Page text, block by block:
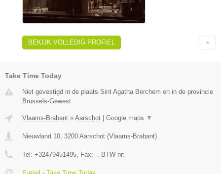
BEKIJK VOLLEDIG PROFIEL
Take Time Today
Niet gevestigd in de plaats Sint Agatha Berchem en in de provincie
Brussels-Gewest.
Vlaams-Brabant » Aarschot Google maps ▼
Nieuwland 10, 3200 Aarschot (Vlaams-Brabant)
Tel: +32479451495, Fax: -, BTW-nr: -